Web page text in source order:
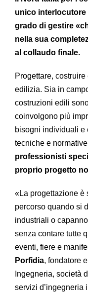
unico interlocutore
grado di gestire
nella sua
al collaudo finale.
Progettare,
edilizia. Sia in
costruzioni edili
coinvolgono più
bisogni individuali e
tecniche e
professionisti
proprio progetto
«La progettazione è
percorso quando si
industriali o
senza contare tutte
eventi, fiere e
Porfidia, fondatore
Ingegneria, società
servizi d’ingegneria